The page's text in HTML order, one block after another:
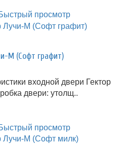
просмотр
М (Софт графит)
входной двери Гектор
двери: утолщ..
просмотр